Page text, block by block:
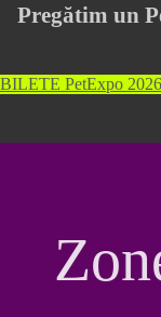
Pregătim un
BILETE PetExpo 2026